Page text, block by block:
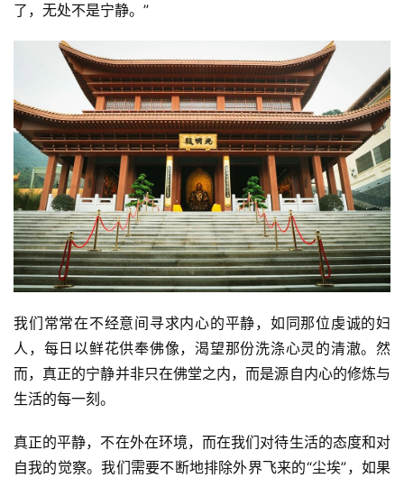
八
点
僧
音
高
僧
访
心
乐
菩
专
了，无处不是宁静。”
我们常常在不经意间寻求内心的平静，如同那位虔诚的妇
人，每日以鲜花供奉佛像，渴望那份洗涤心灵的清澈。然
而，真正的宁静并非只在佛堂之内，而是源自内心的修炼与
生活的每一刻。
真正的平静，不在外在环境，而在我们对待生活的态度和对
自我的觉察。我们需要不断地排除外界飞来的“尘埃”，如果